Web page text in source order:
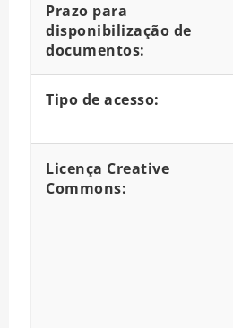
Prazo para
disponibilização de
documentos:
Tipo de acesso:
Licença Creative
Commons: